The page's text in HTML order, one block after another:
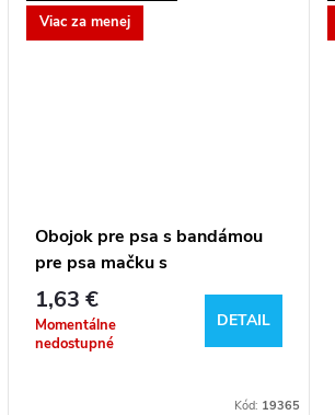
Viac za menej
Obojok pre psa s bandámou
pre psa mačku s
1,63 €
Momentálne
nedostupné
DETAIL
Kód: 19365